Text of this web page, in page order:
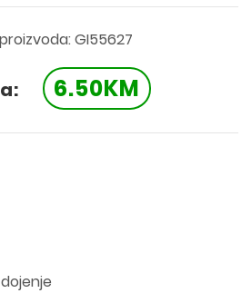
GI55627
6.50KM